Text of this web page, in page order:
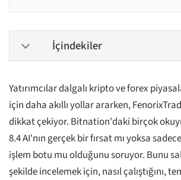
İçindekiler
Yatırımcılar dalgalı kripto ve forex
için daha akıllı yollar ararken,
dikkat çekiyor. Bitnation'daki birçok
8.4 AI'nın gerçek bir fırsat mı yoksa
işlem botu mu olduğunu soruyor. Bunu
şekilde incelemek için, nasıl çalıştığını,